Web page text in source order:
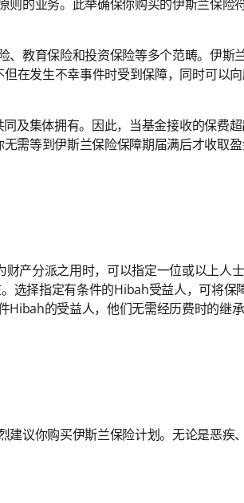
的业务。此举确保你购买的伊斯兰保险
教育保险和投资保险等多个范畴。伊斯
在发生不幸事件时受到保障，同时可以
及集体拥有。因此，当基金接收的保费
需等到伊斯兰保险保障期届满后才收取
产分派之用时，可以指定一位或以上人
选择指定有条件的Hibah受益人，可将保
的受益人，他们无需经历费时的继
议你购买伊斯兰保险计划。无论是恶疾